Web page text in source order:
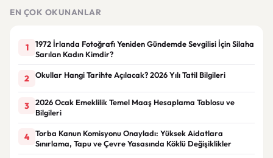
EN ÇOK OKUNANLAR
1
1972 İrlanda Fotoğrafı Yeniden Gündemde Sevgilisi İçin Silaha
Sarılan Kadın Kimdir?
2 Okullar Hangi Tarihte Açılacak? 2026 Yılı Tatil Bilgileri
3
2026 Ocak Emeklilik Temel Maaş Hesaplama Tablosu ve
Bilgileri
4
Torba Kanun Komisyonu Onayladı: Yüksek Aidatlara
Sınırlama, Tapu ve Çevre Yasasında Köklü Değişiklikler